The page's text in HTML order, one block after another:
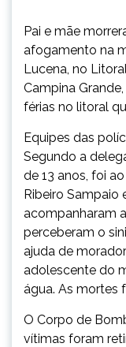
Pai e mãe
afogamento na
Lucena, no
Campina
férias no litoral
Equipes das
Segundo a
de 13 anos, foi
Ribeiro Sampaio
acompanharam
perceberam o
ajuda de
adolescente do
água. As mortes
O Corpo de
vítimas foram